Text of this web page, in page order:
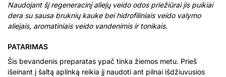
Naudojant šį regeneracinį aliejų veido odos priežiūrai jis puikiai
dera su sausa bruknių kauke bei hidrofiliniais veido valymo
aliejais, aromatiniais veido vandenimis ir tonikais.
PATARIMAS
Šis bevandenis preparatas ypač tinka žiemos metu. Prieš
išeinant į šaltą aplinką reikia jį naudoti ant pilnai išdžiuvusios